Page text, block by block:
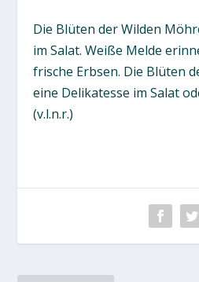
Die Blüten der Wilden
im Salat. Weiße Melde
frische Erbsen. Die Blüten
eine Delikatesse im Salat
(v.l.n.r.)